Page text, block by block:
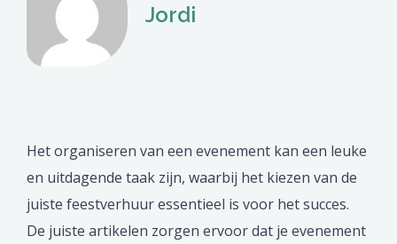
Jordi
Het organiseren van een evenement kan een leuke
en uitdagende taak zijn, waarbij het kiezen van de
juiste feestverhuur essentieel is voor het succes.
De juiste artikelen zorgen ervoor dat je evenement